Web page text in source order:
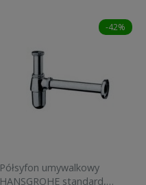
-42%
Półsyfon umywalkowy
HANSGROHE standard,